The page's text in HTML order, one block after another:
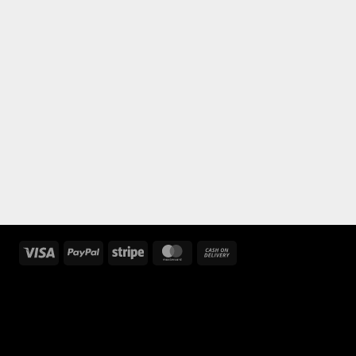
Visa PayPal Stripe MasterCard